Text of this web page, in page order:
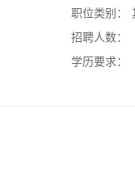
职位类别：
招聘人数：
学历要求：